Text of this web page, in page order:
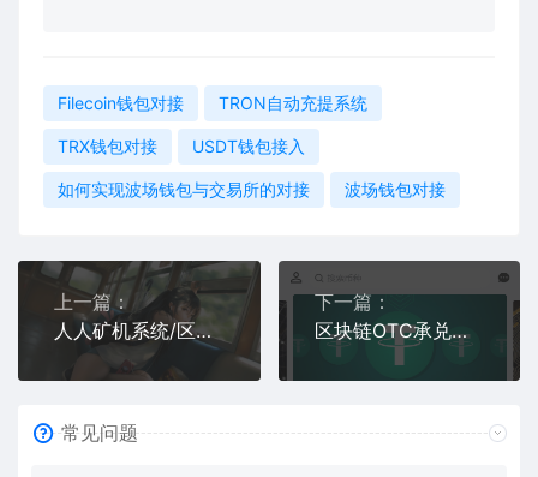
Filecoin钱包对接 TRON自动充提系统
TRX钱包对接 USDT钱包接入
如何实现波场钱包与交易所的对接 波场钱包对接
上一篇：
人人矿机系统/区块链云矿机/交易所/杠杆交易IPFSfilcoin
下一篇：
区块链OTC承兑商系统/usdt场外交易/虚拟币担保交易系统
常见问题